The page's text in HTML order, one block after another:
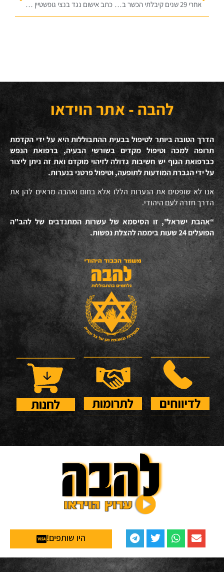
אחרי 29 שנים קיבלתי הכשר בג"ץ סוף סוף. וזה הזמן לארגן מרד… ומה המשטרה החרימה לי כתב אישום נגד בנצי גופשטיין על המלחמה בהתבוללות
להבה - אתר הוידאו
הדרך הטובה ביותר לטיפול בבעית ההתבוללות היא על ידי הקדמת
תרופה למכה וטיפול מקדים בשורשי הבעיה, ברפואת הנפש
כברפואת הגוף יש חשיבות גדולה לזיהוי מוקדם ואת זה ניתן ליצור
על ידי הגברת המודעות לתופעה, וטיפול פרטני בנערות.
אנו לא שופטים את הנערות הללו אלא בחום ואהבה מראים להן את
הדרך חזרה לעם היהודי.
“אהבת ישראל", זו הסיסמא של עשרות המתנדבים של להב"ה
הפועלים 24 שעות ביממה להצלת נפשות.
היו שותפים!